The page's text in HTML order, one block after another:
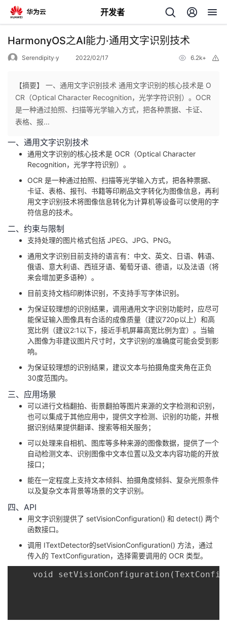
开发者
返
个
人
我
的
我
坛
圈
子
的
直
我
的
动
我
关
的
者
学
堂
我
Programs
支
我
HarmonyOS之AI能力·通用文字识别技术
Serendipity·y 2022/02/17 6.2k+
【摘要】 一、通用文字识别技术 通用文字识别的核心技术是 O
CR（Optical Character Recognition，光学字符识别）。OCR
是一种通过拍照、扫描等光学输入方式，把各种票据、卡证、
表格、报...
一、通用文字识别技术
通用文字识别的核心技术是 OCR（Optical Character
Recognition，光学字符识别）。
OCR 是一种通过拍照、扫描等光学输入方式，把各种票据、
卡证、表格、报刊、书籍等印刷品文字转化为图像信息，再利
用文字识别技术将图像信息转化为计算机等设备可以使用的字
符信息的技术。
二、约束与限制
支持处理的图片格式包括 JPEG、JPG、PNG。
通用文字识别目前支持的语言有：中文、英文、日语、韩语、
俄语、意大利语、西班牙语、葡萄牙语、德语，以及法语（将
来会增加更多语种）。
目前支持文档印刷体识别，不支持手写字体识别。
为保证较理想的识别结果，调用通用文字识别功能时，应尽可
能保证输入图像具有合适的成像质量（建议720p以上）和高
宽比例（建议2:1以下，接近手机屏幕高宽比例为宜）。当输
入图像为非建议图片尺寸时，文字识别的准确度可能会受到影
响。
为保证较理想的识别结果，建议文本与拍摄角度夹角在正负
30度范围内。
三、应用场景
可以进行文档翻拍、街景翻拍等图片来源的文字检测和识别，
也可以集成于其他应用中，提供文字检测、识别的功能，并根
据识别结果提供翻译、搜索等相关服务；
可以处理来自相机、图库等多种来源的图像数据，提供了一个
自动检测文本、识别图像中文本位置以及文本内容功能的开放
接口；
能在一定程度上支持文本倾斜、拍摄角度倾斜、复杂光照条件
以及复杂文本背景等场景的文字识别。
四、API
用文字识别提供了 setVisionConfiguration() 和 detect() 两个
函数接口。
调用 ITextDetector的setVisionConfiguration() 方法，通过
传入的 TextConfiguration，选择需要调用的 OCR 类型。